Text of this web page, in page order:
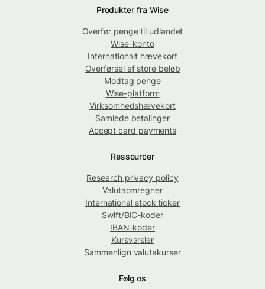
Produkter fra Wise
Overfør penge til udlandet
Wise-konto
Internationalt hævekort
Overførsel af store beløb
Modtag penge
Wise-platform
Virksomhedshævekort
Samlede betalinger
Accept card payments
Ressourcer
Research privacy policy
Valutaomregner
International stock ticker
Swift/BIC-koder
IBAN-koder
Kursvarsler
Sammenlign valutakurser
Følg os